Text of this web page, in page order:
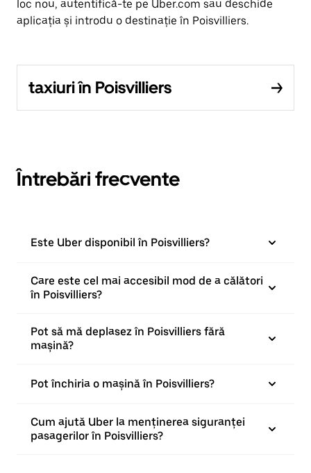
loc nou, autentifică-te pe Uber.com sau deschide
aplicația și introdu o destinație în Poisvilliers.
taxiuri în Poisvilliers
Întrebări frecvente
Este Uber disponibil în Poisvilliers?
Care este cel mai accesibil mod de a călători
în Poisvilliers?
Pot să mă deplasez în Poisvilliers fără
mașină?
Pot închiria o mașină în Poisvilliers?
Cum ajută Uber la menținerea siguranței
pasagerilor în Poisvilliers?